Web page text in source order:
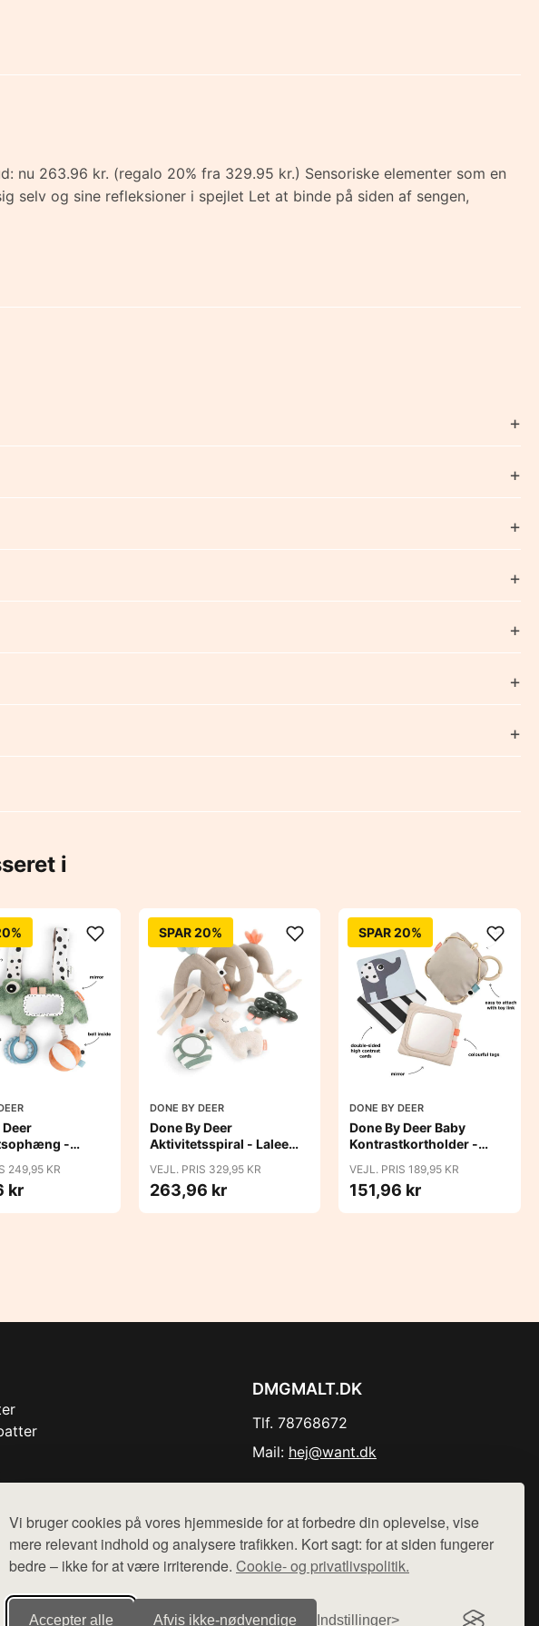
Vi bruger cookies på vores hjemmeside for at forbedre din oplevelse, vise
mere relevant indhold og analysere trafikken. Kort sagt: for at siden fungerer
bedre – ikke for at være irriterende. Cookie- og privatlivspolitik.
Accepter alle Afvis ikke‑nødvendige Indstillinger
nu 263.96 kr. (regalo 20% fra 329.95 kr.) Sensoriske elementer som en
selv og sine refleksioner i spejlet Let at binde på siden af sengen,
i
Deer
-
249,95 KR
kr
SPAR 20%
DONE BY DEER
Done By Deer
Aktivitetsspiral - Lalee
VEJL. PRIS 329,95 KR
263,96 kr
SPAR 20%
DONE BY DEER
Done By Deer Baby
Kontrastkortholder -
VEJL. PRIS 189,95 KR
151,96 kr
DMGMALT.DK
Tlf. 78768672
Mail: hej@want.dk
webshops. Der sælges ikke varer fra denne side - vi henviser til de shops,